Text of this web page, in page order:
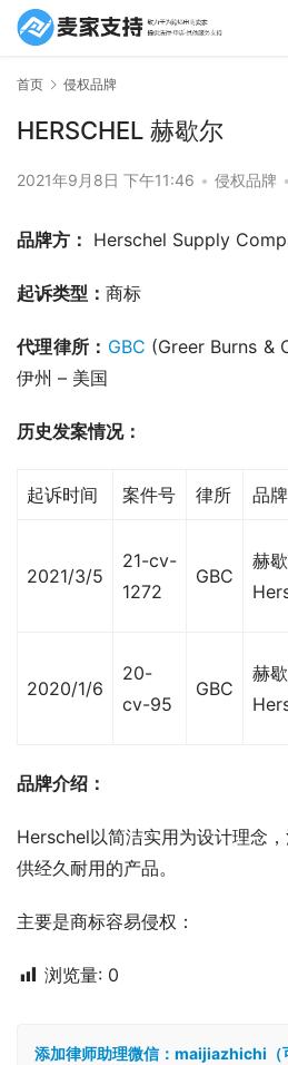
首页 侵权品牌
HERSCHEL 赫歇尔
2021年9月8日 下午11:46 • 侵权品牌 •
品牌方： Herschel Supply
起诉类型： 商标
代理律所： GBC (Greer Burns &
伊州 – 美国
历史发案情况：
起诉时间 案件号 律所 品牌
2021/3/5
21-cv-
1272
GBC
赫
2020/1/6
20-
cv-95
GBC
赫
品牌介绍：
Herschel以简洁实用为设计理念
供经久耐用的产品。
主要是商标容易侵权：
浏览量: 0
添加律师助理微信：maijiazhichi（